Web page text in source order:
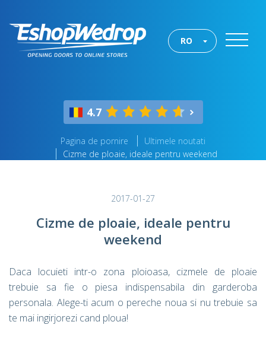
RO
4.7
Pagina de pornire
Ultimele noutati
Cizme de ploaie, ideale pentru weekend
2017-01-27
Cizme de ploaie, ideale pentru
weekend
Daca locuieti intr-o zona ploioasa, cizmele de ploaie
trebuie sa fie o piesa indispensabila din garderoba
personala. Alege-ti acum o pereche noua si nu trebuie sa
te mai ingirjorezi cand ploua!